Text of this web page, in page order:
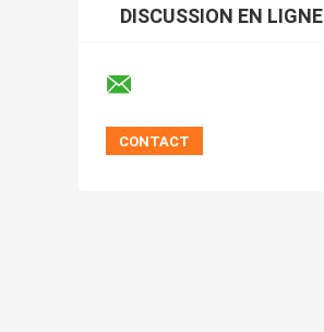
DISCUSSION EN LIGNE